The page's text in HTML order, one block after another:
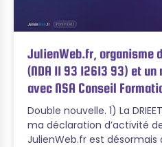
JulienWeb.fr, organisme
(NDA 11 93 12613 93) et
avec NSA Conseil
Double nouvelle. 1) La
ma déclaration d’activité
JulienWeb.fr est